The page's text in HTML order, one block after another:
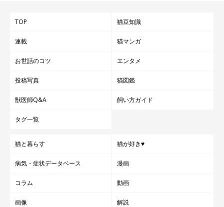
TOP 猫豆知識
連載 猫マンガ
お世話のコツ エンタメ
投稿写真 猫図鑑
獣医師Q&A 飼い方ガイド
タグ一覧
猫と暮らす 猫が好き♥
病気・症状データベース 漫画
コラム 動画
画像 解説